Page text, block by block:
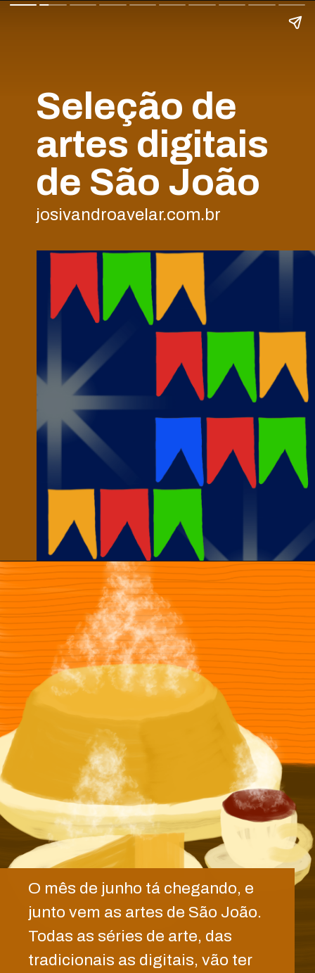
Seleção de
artes digitais
de São João
josivandroavelar.com.br
O mês de junho tá chegando, e
junto vem as artes de São João.
Todas as séries de arte, das
tradicionais as digitais, vão ter